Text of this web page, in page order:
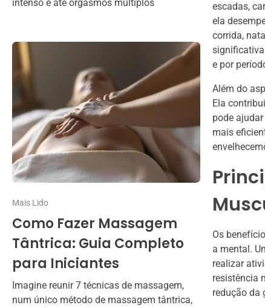
intenso e até orgasmos múltiplos
Mais Lido
Como Fazer Massagem
Tântrica: Guia Completo
para Iniciantes
Imagine reunir 7 técnicas de massagem,
num único método de massagem tântrica,
escadas,
ela
corrida,
e por
Além do
Ela
pode
mais
Os
a mental.
realizar
resistência
redução da